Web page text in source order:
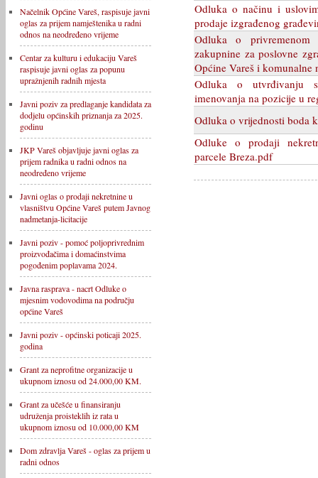
Načelnik Općine Vareš, raspisuje javni
oglas za prijem namještenika u radni
odnos na neodređeno vrijeme
Centar za kulturu i edukaciju Vareš
raspisuje javni oglas za popunu
upražnjenih radnih mjesta
Javni poziv za predlaganje kandidata za
dodjelu općinskih priznanja za 2025.
godinu
JKP Vareš objavljuje javni oglas za
prijem radnika u radni odnos na
neodređeno vrijeme
Javni oglas o prodaji nekretnine u
vlasništvu Općine Vareš putem Javnog
nadmetanja-licitacije
Javni poziv - pomoć poljoprivrednim
proizvođačima i domaćinstvima
pogođenim poplavama 2024.
Javna rasprava - nacrt Odluke o
mjesnim vodovodima na području
općine Vareš
Javni poziv - općinski poticaji 2025.
godina
Grant za neprofitne organizacije u
ukupnom iznosu od 24.000,00 KM.
Grant za učešće u finansiranju
udruženja proisteklih iz rata u
ukupnom iznosu od 10.000,00 KM
Dom zdravlja Vareš - oglas za prijem u
radni odnos
Odluka o načinu i
prodaje izgrađenog
Odluka o privremenom
zakupnine za poslovne
Općine Vareš i komunalne
Odluka o utvrđivanju
imenovanja na pozicije u
Odluka o vrijednosti boda
Odluke o prodaji
parcele Breza.pdf